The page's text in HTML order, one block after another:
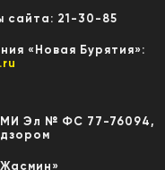
сайта: 21-30-85
«Новая Бурятия»:
Эл № ФС 77-76094,